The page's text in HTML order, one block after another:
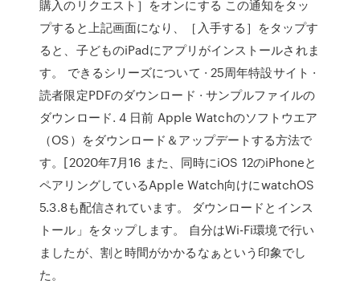
購入のリクエスト］をオンにする この通知をタッ
プすると上記画面になり、［入手する］をタップす
ると、子どものiPadにアプリがインストールされま
す。 できるシリーズについて · 25周年特設サイト ·
読者限定PDFのダウンロード · サンプルファイルの
ダウンロード. 4 日前 Apple Watchのソフトウエア
（OS）をダウンロード＆アップデートする方法で
す。[2020年7月16 また、同時にiOS 12のiPhoneと
ペアリングしているApple Watch向けにwatchOS
5.3.8も配信されています。 ダウンロードとインス
トール」をタップします。 自分はWi-Fi環境で行い
ましたが、割と時間がかかるなぁという印象でし
た。